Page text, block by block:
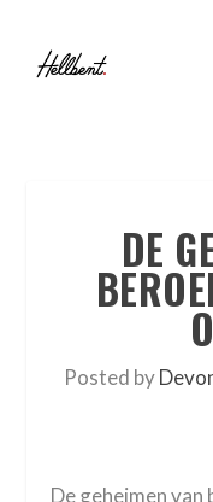
DE
Posted by
De geheimen